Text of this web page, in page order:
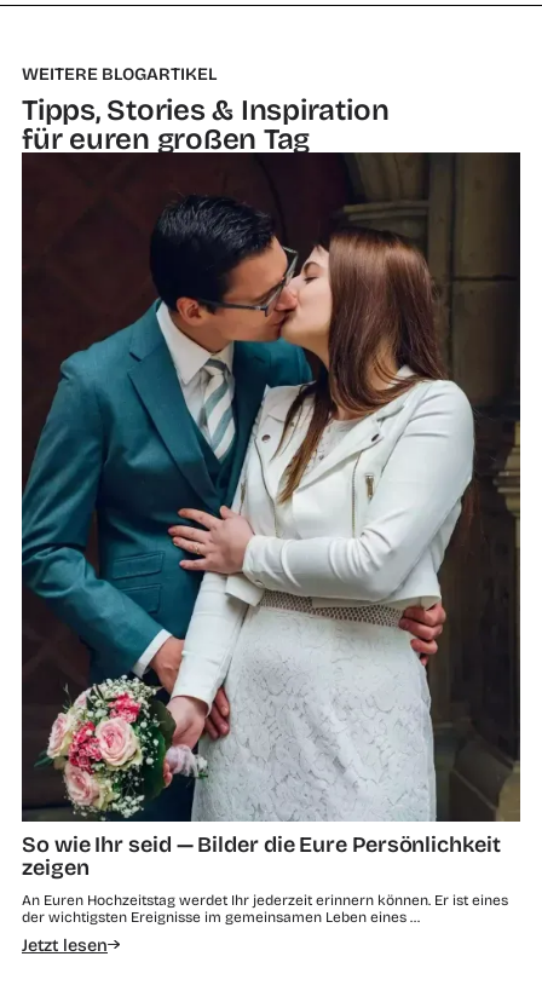
WEITERE BLOGARTIKEL
Tipps, Stories & Inspiration
für euren großen Tag
So wie Ihr seid — Bilder die Eure Persönlichkeit
zeigen
An Euren Hochzeitstag werdet Ihr jederzeit erinnern können. Er ist eines
der wichtigsten Ereignisse im gemeinsamen Leben eines …
Jetzt lesen